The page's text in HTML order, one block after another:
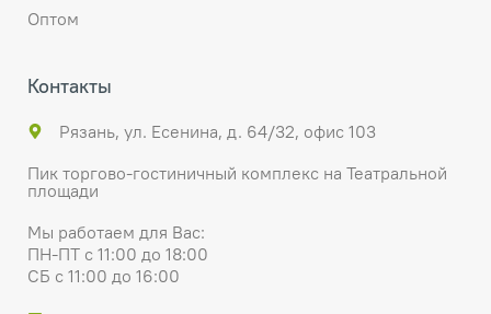
Оптом
Контакты
Рязань, ул. Есенина, д. 64/32, офис 103
Пик торгово-гостиничный комплекс на Театральной
площади
Мы работаем для Вас:
ПН-ПТ с 11:00 до 18:00
СБ с 11:00 до 16:00